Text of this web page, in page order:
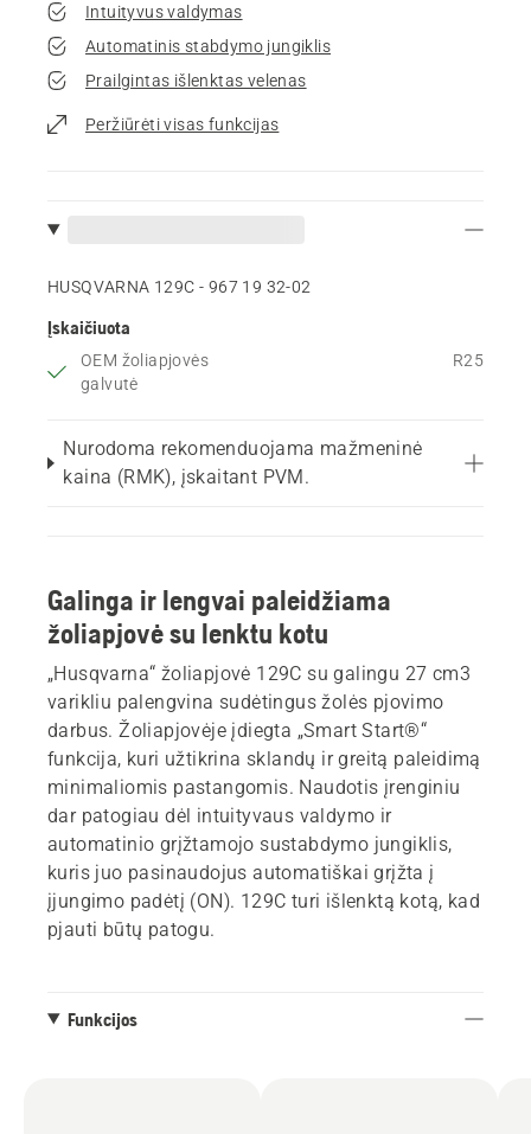
Intuityvus valdymas
Automatinis stabdymo jungiklis
Prailgintas išlenktas velenas
Peržiūrėti visas funkcijas
HUSQVARNA 129C - 967 19 32‑02
Įskaičiuota
OEM žoliapjovės
galvutė
R25
Nurodoma rekomenduojama mažmeninė
kaina (RMK), įskaitant PVM.
Galinga ir lengvai paleidžiama
žoliapjovė su lenktu kotu
„Husqvarna“ žoliapjovė 129C su galingu 27 cm3
varikliu palengvina sudėtingus žolės pjovimo
darbus. Žoliapjovėje įdiegta „Smart Start®“
funkcija, kuri užtikrina sklandų ir greitą paleidimą
minimaliomis pastangomis. Naudotis įrenginiu
dar patogiau dėl intuityvaus valdymo ir
automatinio grįžtamojo sustabdymo jungiklis,
kuris juo pasinaudojus automatiškai grįžta į
įjungimo padėtį (ON). 129C turi išlenktą kotą, kad
pjauti būtų patogu.
Funkcijos